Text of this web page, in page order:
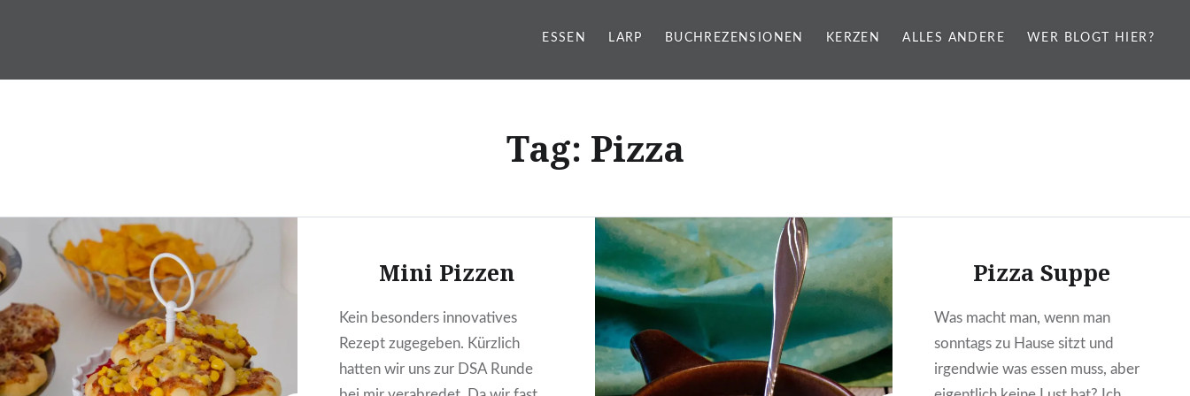
ESSEN LARP BUCHREZENSIONEN KERZEN ALLES ANDERE WER BLOGT HIER?
Tag: Pizza
Mini Pizzen
Kein besonders innovatives
Rezept zugegeben. Kürzlich
hatten wir uns zur DSA Runde
Pizza Suppe
Was macht man, wenn man
sonntags zu Hause sitzt und
irgendwie was essen muss, aber